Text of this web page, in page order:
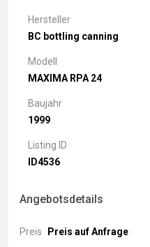
Hersteller
BC bottling canning
Modell
MAXIMA RPA 24
Baujahr
1999
Listing ID
ID4536
Angebotsdetails
Preis Preis auf Anfrage